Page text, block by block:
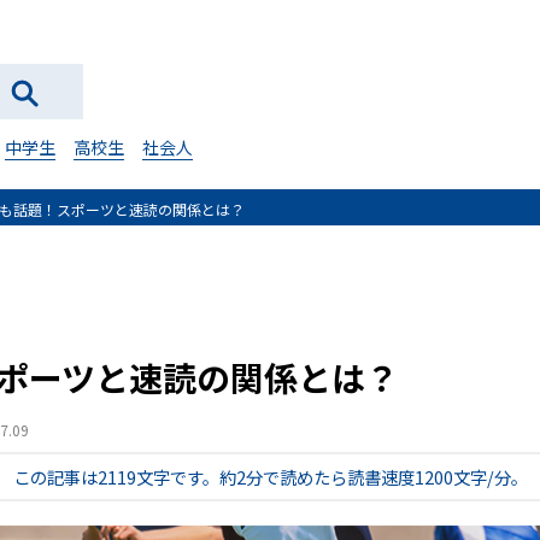
中学生 高校生 社会人
話題！スポーツと速読の関係とは？
ーツと速読の関係とは？
この記事は2119文字です。 約2分で読めたら読書速度1200文字/分。